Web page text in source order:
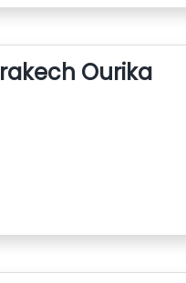
Ourika